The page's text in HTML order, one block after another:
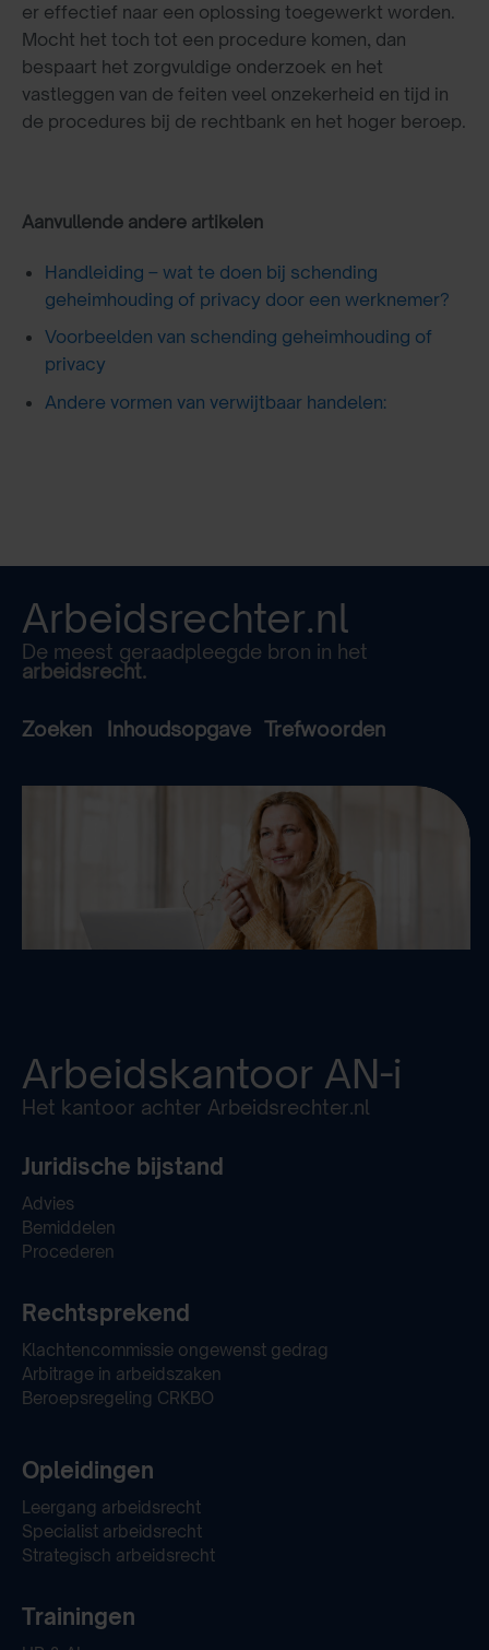
er effectief naar een oplossing toegewerkt worden.
Mocht het toch tot een procedure komen, dan
bespaart het zorgvuldige onderzoek en het
vastleggen van de feiten veel onzekerheid en tijd in
de procedures bij de rechtbank en het hoger beroep.
Aanvullende andere artikelen
Handleiding – wat te doen bij schending
geheimhouding of privacy door een werknemer?
Voorbeelden van schending geheimhouding of
privacy
Andere vormen van verwijtbaar handelen:
Arbeidsrechter.nl
De meest geraadpleegde bron in het
arbeidsrecht.
Zoeken Inhoudsopgave Trefwoorden
Arbeidskantoor AN-i
Het kantoor achter Arbeidsrechter.nl
Juridische bijstand
Advies
Bemiddelen
Procederen
Rechtsprekend
Klachtencommissie ongewenst gedrag
Arbitrage in arbeidszaken
Beroepsregeling CRKBO
Opleidingen
Leergang arbeidsrecht
Specialist arbeidsrecht
Strategisch arbeidsrecht
Trainingen